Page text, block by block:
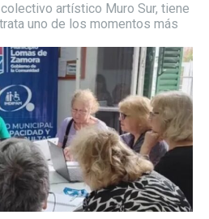
artístico Muro Sur, tiene
uno de los momentos más